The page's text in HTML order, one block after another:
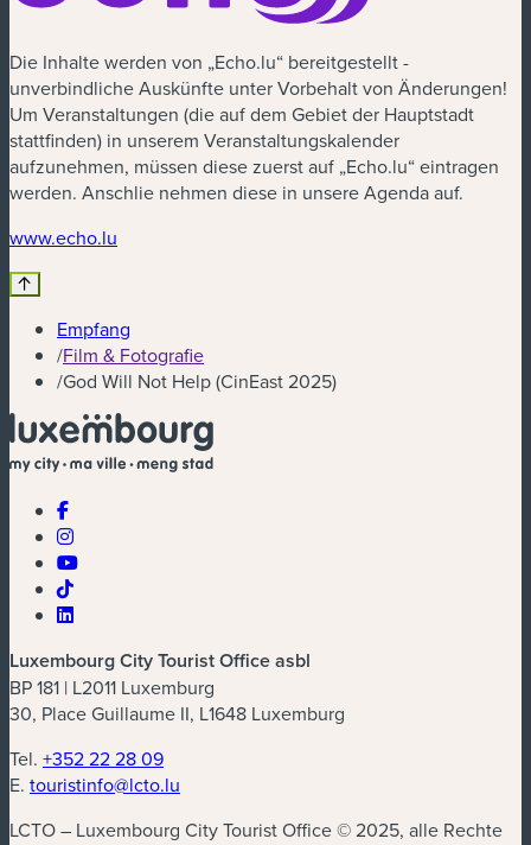
Die Inhalte werden von „Echo.lu“ bereitgestellt -
unverbindliche Auskünfte unter Vorbehalt von Änderungen!
Um Veranstaltungen (die auf dem Gebiet der Hauptstadt
stattfinden) in unserem Veranstaltungskalender
aufzunehmen, müssen diese zuerst auf „Echo.lu“ eintragen
werden. Anschlie nehmen diese in unsere Agenda auf.
www.echo.lu
Empfang
/Film & Fotografie
/God Will Not Help (CinEast 2025)
Luxembourg City Tourist Office asbl
BP 181 | L2011 Luxemburg
30, Place Guillaume II, L1648 Luxemburg
Tel. +352 22 28 09
E. touristinfo@lcto.lu
LCTO – Luxembourg City Tourist Office © 2025, alle Rechte